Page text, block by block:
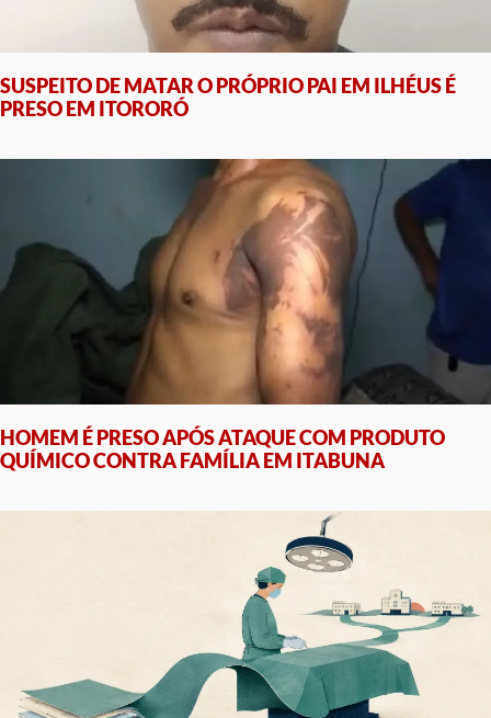
SUSPEITO DE MATAR O PRÓPRIO PAI EM ILHÉUS É
PRESO EM ITORORÓ
HOMEM É PRESO APÓS ATAQUE COM PRODUTO
QUÍMICO CONTRA FAMÍLIA EM ITABUNA